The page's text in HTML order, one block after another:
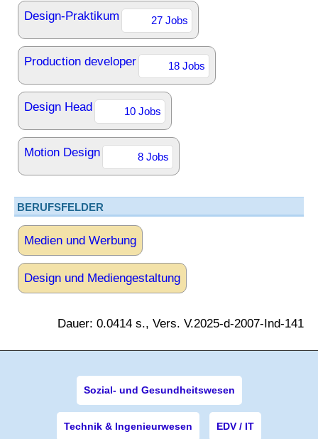
Design-Praktikum 27 Jobs
Production developer 18 Jobs
Design Head 10 Jobs
Motion Design 8 Jobs
BERUFSFELDER
Medien und Werbung
Design und Mediengestaltung
Dauer: 0.0414 s., Vers. V.2025-d-2007-Ind-141
Sozial- und Gesundheitswesen
Technik & Ingenieurwesen EDV / IT